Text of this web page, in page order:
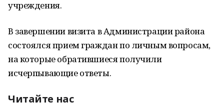
учреждения.
В завершении визита в Администрации района
состоялся прием граждан по личным вопросам,
на которые обратившиеся получили
исчерпывающие ответы.
Читайте нас